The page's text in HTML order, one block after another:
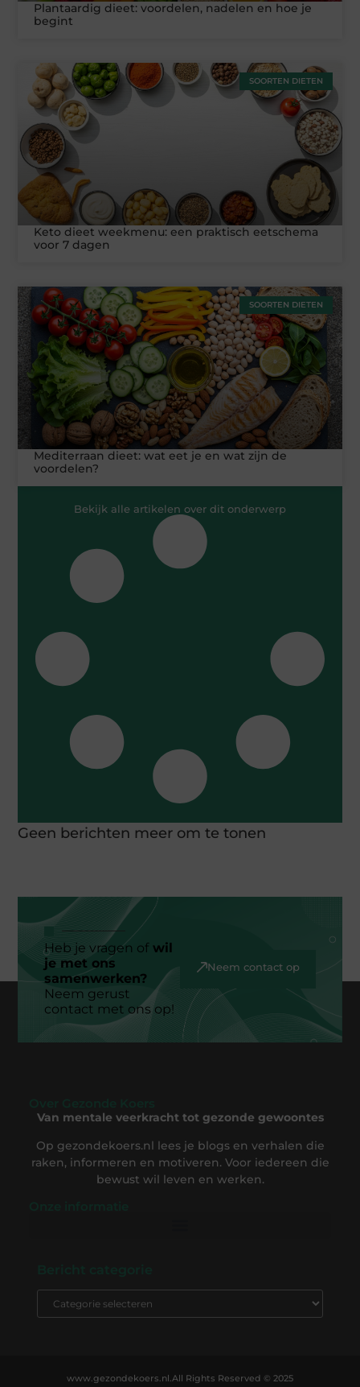
Plantaardig dieet: voordelen, nadelen en hoe je
begint
SOORTEN DIETEN
Keto dieet weekmenu: een praktisch eetschema
voor 7 dagen
SOORTEN DIETEN
Mediterraan dieet: wat eet je en wat zijn de
voordelen?
Bekijk alle artikelen over dit onderwerp
Geen berichten meer om te tonen
Heb je vragen ofwil
je met ons
samenwerken?
Neem gerust
contact met ons op!
Neem contact op
Van mentale veerkracht tot gezonde gewoontes
Op gezondekoers.nl lees je blogs en verhalen die
raken, informeren en motiveren. Voor iedereen die
bewust wil leven en werken.
All Rights Reserved © 2025
www.gezondekoers.nl.